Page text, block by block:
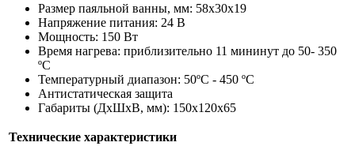
Размер паяльной ванны, мм: 58х30х19
Напряжение питания: 24 В
Мощность: 150 Вт
Время нагрева: приблизительно 11 мининут до 50- 350
ºC
Температурный диапазон: 50ºC - 450 ºC
Антистатическая защита
Габариты (ДхШхВ, мм): 150х120х65
Технические характеристики